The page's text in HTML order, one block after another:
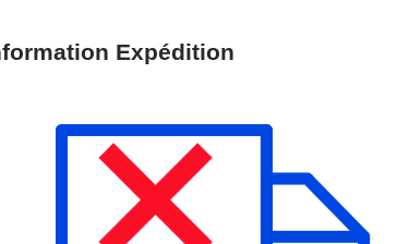
suspendues Reprise prévue le